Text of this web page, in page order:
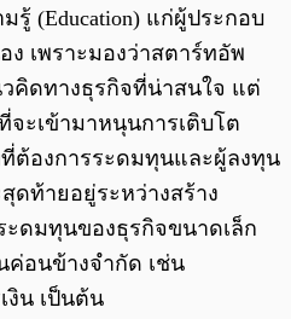
(Education) แก่ผู้ประกอบ
ง เพราะมองว่าสตาร์ทอัพ
คิดทางธุรกิจที่น่าสนใจ แต่
จะเข้ามาหนุนการเติบโต
ต้องการระดมทุนและผู้ลงทุน
ดท้ายอยู่ระหว่างสร้าง
ดมทุนของธุรกิจขนาดเล็ก
ค่อนข้างจำกัด เช่น
งิน เป็นต้น